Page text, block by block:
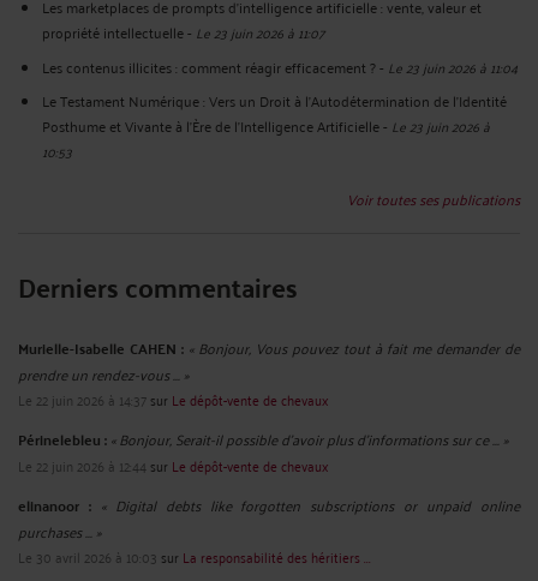
Les marketplaces de prompts d’intelligence artificielle : vente, valeur et
propriété intellectuelle- Le 23 juin 2026 à 11:07
Les contenus illicites : comment réagir efficacement ?- Le 23 juin 2026 à 11:04
Le Testament Numérique : Vers un Droit à l'Autodétermination de l'Identité
Posthume et Vivante à l'Ère de l'Intelligence Artificielle- Le 23 juin 2026 à
10:53
Voir toutes ses publications
Derniers commentaires
Murielle-Isabelle CAHEN : « Bonjour, Vous pouvez tout à fait me demander de
prendre un rendez-vous ... »
Le 22 juin 2026 à 14:37sur Le dépôt-vente de chevaux
Périnelebleu :« Bonjour, Serait-il possible d'avoir plus d'informations sur ce ... »
Le 22 juin 2026 à 12:44 sur Le dépôt-vente de chevaux
elinanoor : « Digital debts like forgotten subscriptions or unpaid online
purchases ... »
Le 30 avril 2026 à 10:03 sur La responsabilité des héritiers ...